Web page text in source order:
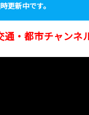
更新中です。
・都市チャンネ